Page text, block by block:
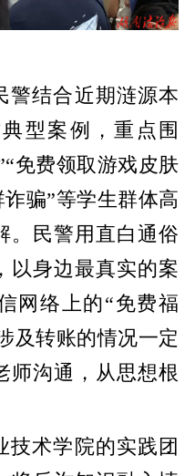
警结合近期涟源本
型案例，重点围
免费领取游戏皮肤
骗”等学生群体高
。民警用直白通俗
以身边最真实的案
网络上的“免费福
及转账的情况一定
师沟通，从思想根
技术学院的实践团